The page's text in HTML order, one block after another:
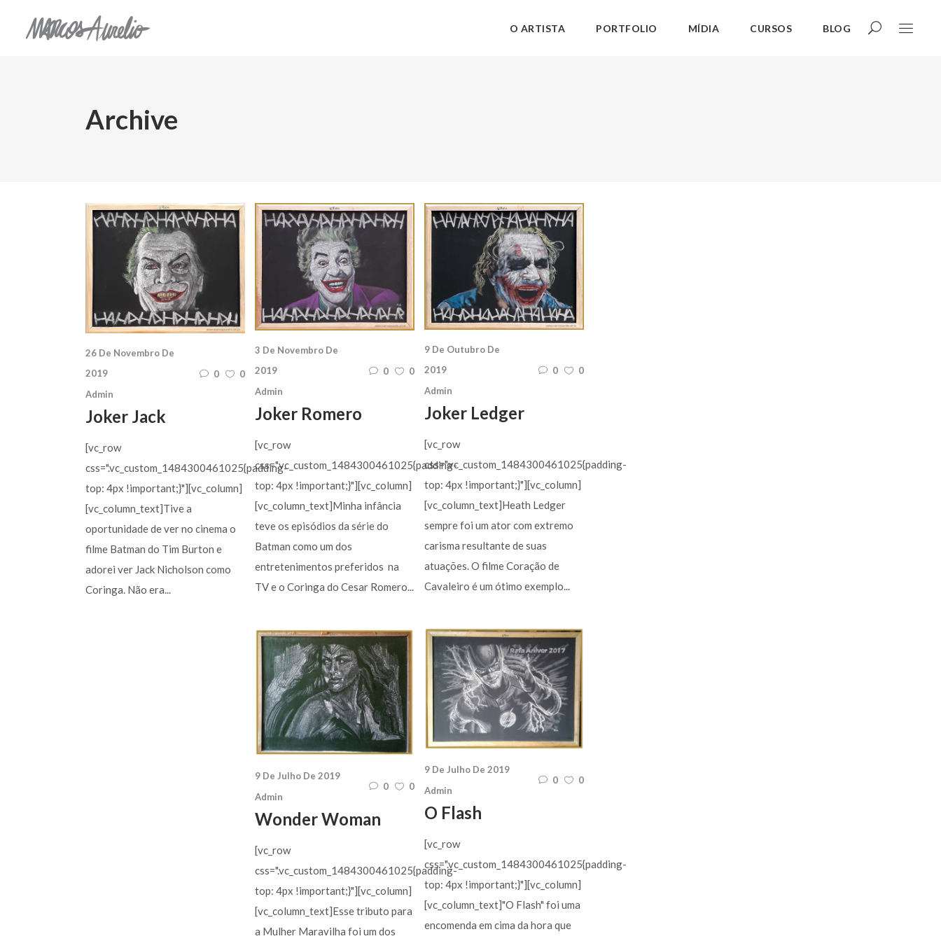
O ARTISTA PORTFOLIO MÍDIA CURSOS BLOG
Archive
26 De Novembro De
2019
Admin
0 0
Joker Jack
[vc_row
css=".vc_custom_1484300461025{padding-
top: 4px !important;}"][vc_column]
[vc_column_text]Tive a
oportunidade de ver no cinema o
filme Batman do Tim Burton e
adorei ver Jack Nicholson como
Coringa. Não era...
3 De Novembro De
2019
Admin
0 0
Joker Romero
[vc_row
css=".vc_custom_1484300461025{padding-
top: 4px !important;}"][vc_column]
[vc_column_text]Minha infância
teve os episódios da série do
Batman como um dos
entretenimentos preferidos na
TV e o Coringa do Cesar Romero...
9 De Outubro De
2019
Admin
0 0
Joker Ledger
[vc_row
css=".vc_custom_1484300461025{padding-
top: 4px !important;}"][vc_column]
[vc_column_text]Heath Ledger
sempre foi um ator com extremo
carisma resultante de suas
atuações. O filme Coração de
Cavaleiro é um ótimo exemplo...
9 De Julho De 2019
Admin
0 0
O Flash
[vc_row
css=".vc_custom_1484300461025{padding-
top: 4px !important;}"][vc_column]
[vc_column_text]"O Flash" foi uma
encomenda em cima da hora que
9 De Julho De 2019
Admin
0 0
Wonder Woman
[vc_row
css=".vc_custom_1484300461025{padding-
top: 4px !important;}"][vc_column]
[vc_column_text]Esse tributo para
a Mulher Maravilha foi um dos